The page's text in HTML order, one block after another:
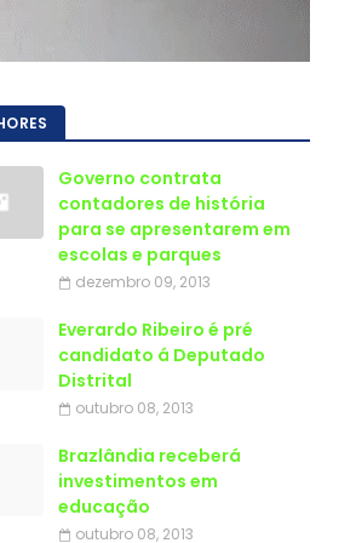
Governo contrata
contadores de história
para se apresentarem em
escolas e parques
dezembro 09, 2013
Everardo Ribeiro é pré
candidato á Deputado
Distrital
outubro 08, 2013
Brazlândia receberá
investimentos em
educação
outubro 08, 2013